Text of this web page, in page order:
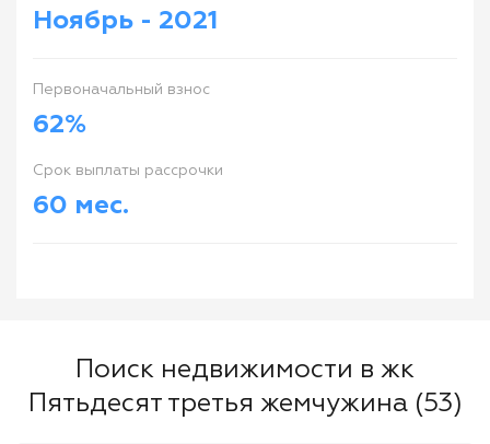
Ноябрь - 2021
Первоначальный взнос
62%
Cрок выплаты рассрочки
60 мес.
Поиск недвижимости в жк
Пятьдесят третья жемчужина (53)